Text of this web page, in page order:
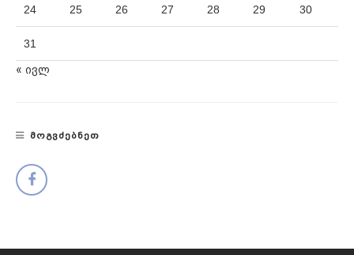
24 25 26 27 28 29 30
31
« ივლ
ᲛᲝᲒᲕᲫᲔᲑᲜᲔᲗ